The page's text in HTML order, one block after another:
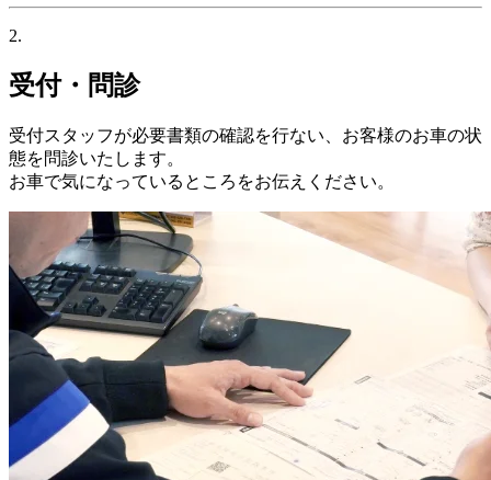
2.
受付・問診
受付スタッフが必要書類の確認を行ない、お客様のお車の状
態を問診いたします。
お車で気になっているところをお伝えください。